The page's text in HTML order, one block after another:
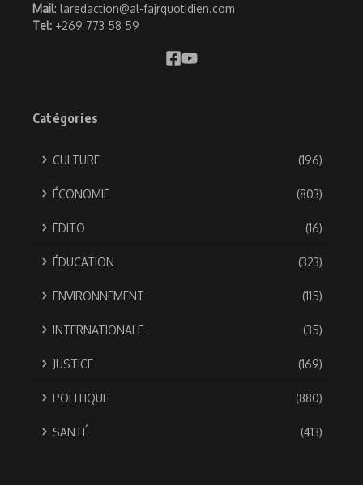
Mail: laredaction@al-fajrquotidien.com
Tel: +269 773 58 59
Catégories
CULTURE (196)
ÉCONOMIE (803)
EDITO (16)
ÉDUCATION (323)
ENVIRONNEMENT (115)
INTERNATIONALE (35)
JUSTICE (169)
POLITIQUE (880)
SANTÉ (413)